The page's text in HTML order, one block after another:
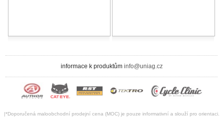
informace k produktům info@uniag.cz
|*Doporučená maloobchodní prodejní cena (MOC) je pouze informativní a slouží pro orientaci.